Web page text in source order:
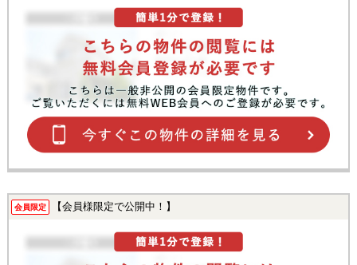
会員限定 【会員様限定で公開中！】